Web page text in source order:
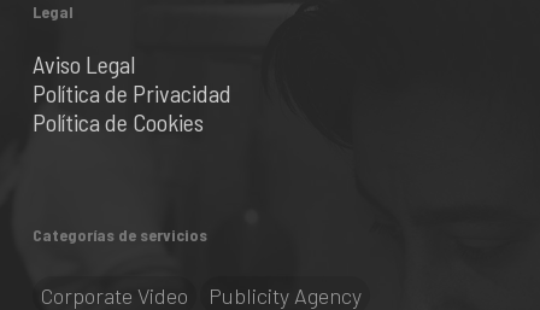
Legal
Aviso Legal
Política de Privacidad
Política de Cookies
Categorías de servicios
Corporate Video
Publicity Agency